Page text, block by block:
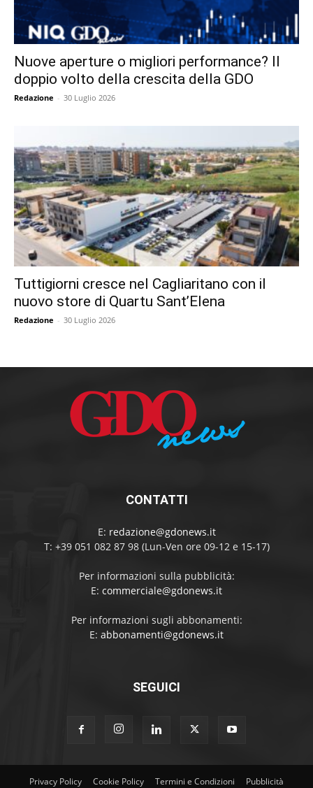
Nuove aperture o migliori performance? Il
doppio volto della crescita della GDO
Redazione - 30 Luglio 2026
Tuttigiorni cresce nel Cagliaritano con il
nuovo store di Quartu Sant’Elena
Redazione - 30 Luglio 2026
CONTATTI
E: redazione@gdonews.it
T: +39 051 082 87 98 (Lun-Ven ore 09-12 e 15-17)
Per informazioni sulla pubblicità:
E: commerciale@gdonews.it
Per informazioni sugli abbonamenti:
E: abbonamenti@gdonews.it
SEGUICI
Privacy Policy Cookie Policy Termini e Condizioni Pubblicità